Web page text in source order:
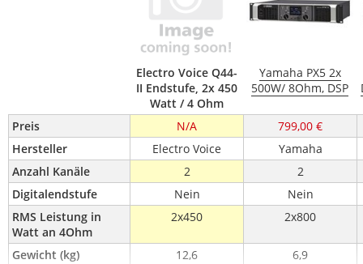
Electro Voice Q44-
II Endstufe, 2x 450
Watt / 4 Ohm
Yamaha PX5 2x
500W/ 8Ohm, DSP
Preis N/A
799,00 €
Hersteller
Electro Voice
Yamaha
Anzahl Kanäle
2
2
Digitalendstufe
Nein
Nein
RMS Leistung in
Watt an 4Ohm
2x450 2x800
Gewicht (kg) 12,6 6,9